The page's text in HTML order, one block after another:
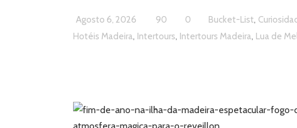
Agosto 6, 2026 90 0 Bucket-List,
Hotéis Madeira, Intertours, Intertours Madeira, Lua de Mel